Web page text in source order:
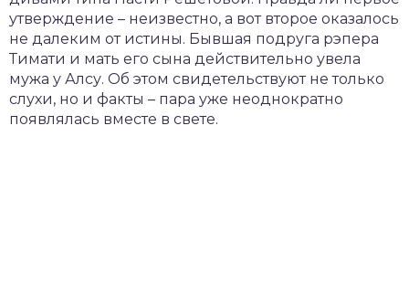
утверждение – неизвестно, а вот второе оказалось
не далеким от истины. Бывшая подруга рэпера
Тимати и мать его сына действительно увела
мужа у Алсу. Об этом свидетельствуют не только
слухи, но и факты – пара уже неоднократно
появлялась вместе в свете.